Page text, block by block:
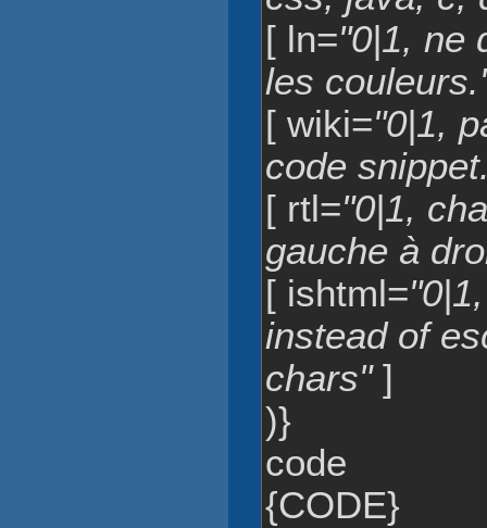
[ ln="0|1, ne
les
[ wiki="0|1,
code
[ rtl="0|1,
gauche à
[ ishtml=
instead of
chars"]
)}
code
{CODE}